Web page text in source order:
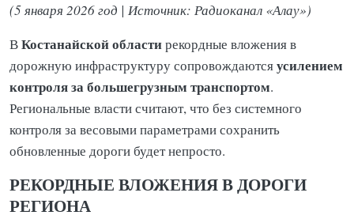
(5 января 2026 год | Источник: Радиоканал «Алау»)
ВКостанайской областирекордные вложения в
дорожную инфраструктуру сопровождаютсяусилением
контроля за большегрузным транспортом.
Региональные власти считают, что без системного
контроля за весовыми параметрами сохранить
обновленные дороги будет непросто.
РЕКОРДНЫЕ ВЛОЖЕНИЯ В ДОРОГИ
РЕГИОНА